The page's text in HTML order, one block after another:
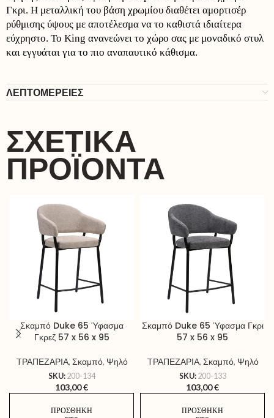
Γκρι. Η μεταλλική του βάση χρωμίου διαθέτει αμορτισέρ
ρύθμισης ύψους με αποτέλεσμα να το καθιστά ιδιαίτερα
εύχρηστο. Το King ανανεώνει το χώρο σας με μοναδικό στυλ
και εγγυάται για το πιο αναπαυτικό κάθισμα.
ΛΕΠΤΟΜΕΡΕΙΕΣ
ΣΧΕΤΙΚΆ
ΠΡΟΪΌΝΤΑ
Σκαμπό Duke 65 Ύφασμα
Γκρεζ 57 x 56 x 95
TΡΑΠΕΖΑΡΙΑ, Σκαμπό, Ψηλό
SKU: 200-134
103,00€
ΠΡΟΣΘΉΚΗ
Σκαμπό Duke 65 Ύφασμα Γκρι
57 x 56 x 95
TΡΑΠΕΖΑΡΙΑ, Σκαμπό, Ψηλό
SKU: 200-133
103,00€
ΠΡΟΣΘΉΚΗ